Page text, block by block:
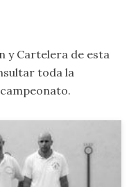
y Cartelera de esta
toda la